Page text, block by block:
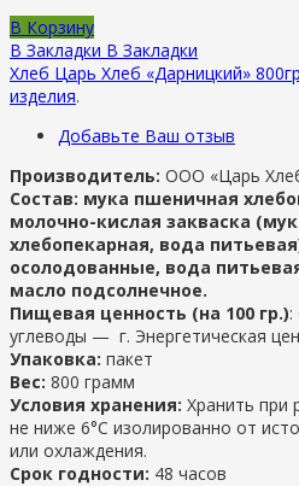
В Корзину
В Закладки В Закладки
Хлеб Царь Хлеб «Дарницкий»
изделия.
Добавьте Ваш отзыв
Производитель: ООО «Царь
Состав: мука пшеничная
молочно-кислая закваска
хлебопекарная, вода
осолодованные, вода
масло подсолнечное.
Пищевая ценность (на 100 гр.)
углеводы — г. Энергетическая
Упаковка: пакет
Вес: 800 грамм
Условия хранения: Хранить при
не ниже 6°С изолированно от
или охлаждения.
Срок годности: 48 часов